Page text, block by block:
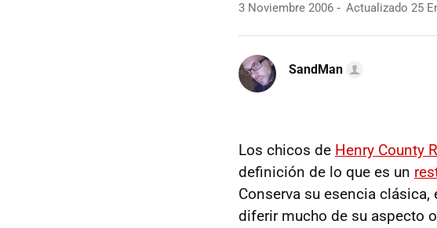
3 Noviembre 2006 Actualizado 25
SandMan
Los chicos de Henry County
definición de lo que es un
Conserva su esencia
diferir mucho de su aspecto